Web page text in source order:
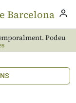
Podeu